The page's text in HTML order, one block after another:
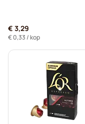
€ 3,29
€ 0,33 / kop